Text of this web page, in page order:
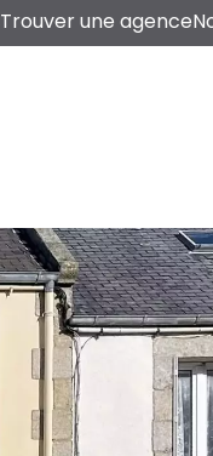
Trouver une agence